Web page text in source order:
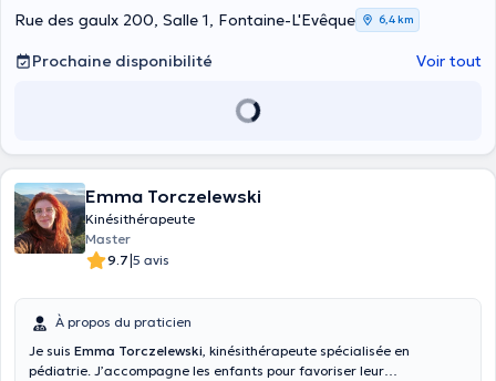
Rue des gaulx 200, Salle 1, Fontaine-L'Evêque 6,4 km
Prochaine disponibilité Voir tout
Emma Torczelewski
Kinésithérapeute
Master
9.7|5 avis
À propos du praticien
Je suis Emma Torczelewski, kinésithérapeute spécialisée en
pédiatrie. J’accompagne les enfants pour favoriser leur